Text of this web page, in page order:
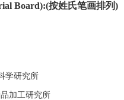
Board):(按姓氏笔画排列)
学研究所
加工研究所